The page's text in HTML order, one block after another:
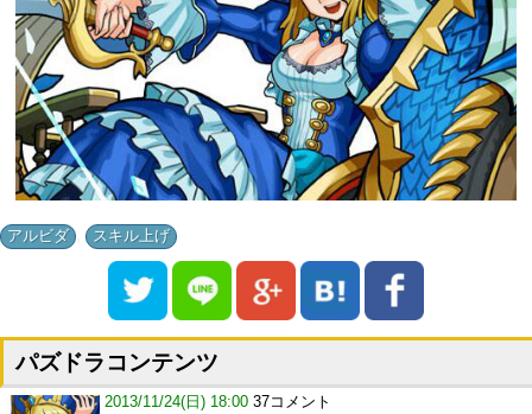
アルビダ スキル上げ
パズドラコンテンツ
2013/11/24(日) 18:00 37コメント